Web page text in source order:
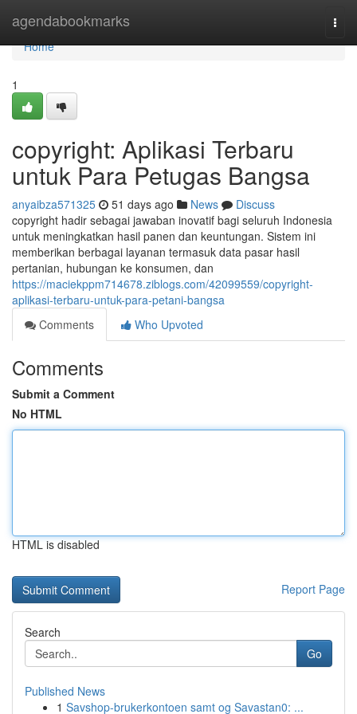
agendabookmarks
Home
Home
1
copyright: Aplikasi Terbaru
untuk Para Petugas Bangsa
anyaibza571325 51 days ago News
Discuss
copyright hadir sebagai jawaban inovatif bagi seluruh Indonesia
untuk meningkatkan hasil panen dan keuntungan. Sistem ini
memberikan berbagai layanan termasuk data pasar hasil
pertanian, hubungan ke konsumen, dan
https://maciekppm714678.ziblogs.com/42099559/copyright-
aplikasi-terbaru-untuk-para-petani-bangsa
Comments
Who Upvoted
Comments
Submit a Comment
No HTML
HTML is disabled
Report Page
Search
Go
Published News
1 Savshop-brukerkontoen samt og Savastan0: ...